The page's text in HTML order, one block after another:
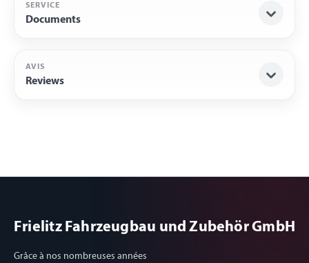
SERVICE
Documents
AVIS
Reviews
Frielitz Fahrzeugbau und Zubehör GmbH
Grâce à nos nombreuses années